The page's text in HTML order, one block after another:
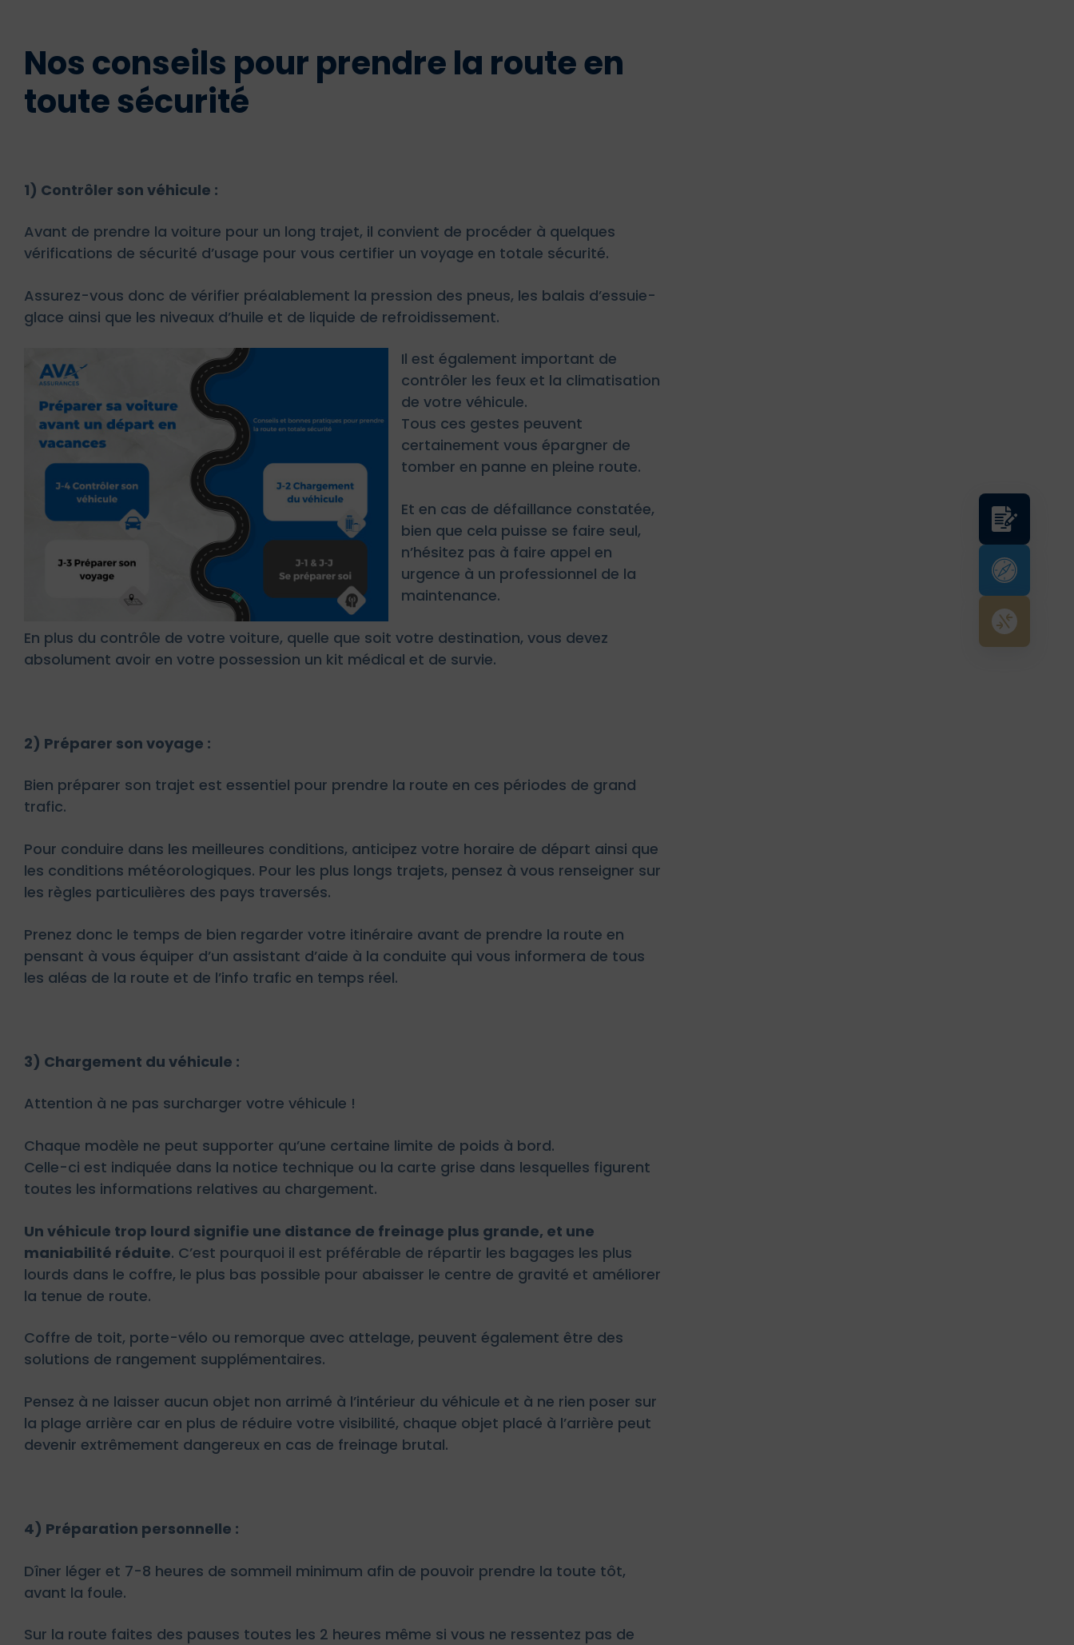
Nos conseils pour prendre la route en
toute sécurité
1) Contrôler son véhicule :
Avant de prendre la voiture pour un long trajet, il convient de procéder à quelques
vérifications de sécurité d’usage pour vous certifier un voyage en totale sécurité.
Assurez-vous donc de vérifier préalablement la pression des pneus, les balais d’essuie-
glace ainsi que les niveaux d’huile et de liquide de refroidissement.
Il est également important de
contrôler les feux et la climatisation
de votre véhicule.
Tous ces gestes peuvent
certainement vous épargner de
tomber en panne en pleine route.
Et en cas de défaillance constatée,
bien que cela puisse se faire seul,
n’hésitez pas à faire appel en
urgence à un professionnel de la
maintenance.
En plus du contrôle de votre voiture, quelle que soit votre destination, vous devez
absolument avoir en votre possession un kit médical et de survie.
2) Préparer son voyage :
Bien préparer son trajet est essentiel pour prendre la route en ces périodes de grand
trafic.
Pour conduire dans les meilleures conditions, anticipez votre horaire de départ ainsi que
les conditions météorologiques. Pour les plus longs trajets, pensez à vous renseigner sur
les règles particulières des pays traversés.
Prenez donc le temps de bien regarder votre itinéraire avant de prendre la route en
pensant à vous équiper d’un assistant d’aide à la conduite qui vous informera de tous
les aléas de la route et de l’info trafic en temps réel.
3) Chargement du véhicule :
Attention à ne pas surcharger votre véhicule !
Chaque modèle ne peut supporter qu’une certaine limite de poids à bord.
Celle-ci est indiquée dans la notice technique ou la carte grise dans lesquelles figurent
toutes les informations relatives au chargement.
Un véhicule trop lourd signifie une distance de freinage plus grande, et une
maniabilité réduite. C’est pourquoi il est préférable de répartir les bagages les plus
lourds dans le coffre, le plus bas possible pour abaisser le centre de gravité et améliorer
la tenue de route.
Coffre de toit, porte-vélo ou remorque avec attelage, peuvent également être des
solutions de rangement supplémentaires.
Pensez à ne laisser aucun objet non arrimé à l’intérieur du véhicule et à ne rien poser sur
la plage arrière car en plus de réduire votre visibilité, chaque objet placé à l’arrière peut
devenir extrêmement dangereux en cas de freinage brutal.
4) Préparation personnelle :
Dîner léger et 7-8 heures de sommeil minimum afin de pouvoir prendre la toute tôt,
avant la foule.
Sur la route faites des pauses toutes les 2 heures même si vous ne ressentez pas de